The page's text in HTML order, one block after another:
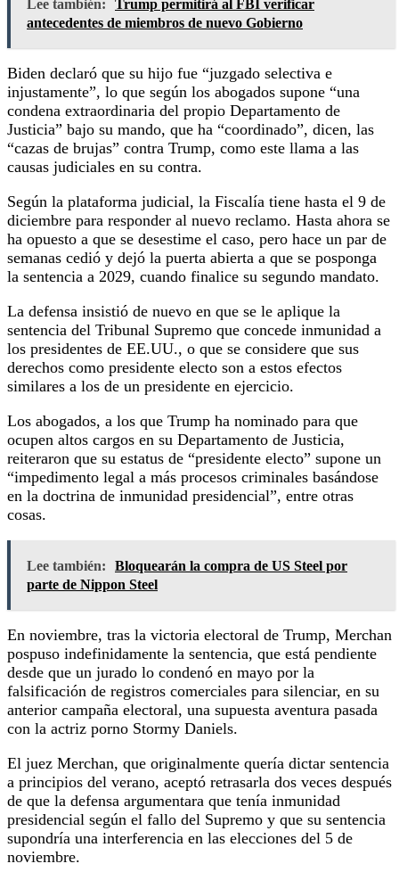
Lee también:
Trump permitirá al FBI verificar
antecedentes de miembros de nuevo Gobierno
Biden declaró que su hijo fue “juzgado selectiva e
injustamente”, lo que según los abogados supone “una
condena extraordinaria del propio Departamento de
Justicia” bajo su mando, que ha “coordinado”, dicen, las
“cazas de brujas” contra Trump, como este llama a las
causas judiciales en su contra.
Según la plataforma judicial, la Fiscalía tiene hasta el 9 de
diciembre para responder al nuevo reclamo. Hasta ahora se
ha opuesto a que se desestime el caso, pero hace un par de
semanas cedió y dejó la puerta abierta a que se posponga
la sentencia a 2029, cuando finalice su segundo mandato.
La defensa insistió de nuevo en que se le aplique la
sentencia del Tribunal Supremo que concede inmunidad a
los presidentes de EE.UU., o que se considere que sus
derechos como presidente electo son a estos efectos
similares a los de un presidente en ejercicio.
Los abogados, a los que Trump ha nominado para que
ocupen altos cargos en su Departamento de Justicia,
reiteraron que su estatus de “presidente electo” supone un
“impedimento legal a más procesos criminales basándose
en la doctrina de inmunidad presidencial”, entre otras
cosas.
Lee también:
Bloquearán la compra de US Steel por
parte de Nippon Steel
En noviembre, tras la victoria electoral de Trump, Merchan
pospuso indefinidamente la sentencia, que está pendiente
desde que un jurado lo condenó en mayo por la
falsificación de registros comerciales para silenciar, en su
anterior campaña electoral, una supuesta aventura pasada
con la actriz porno Stormy Daniels.
El juez Merchan, que originalmente quería dictar sentencia
a principios del verano, aceptó retrasarla dos veces después
de que la defensa argumentara que tenía inmunidad
presidencial según el fallo del Supremo y que su sentencia
supondría una interferencia en las elecciones del 5 de
noviembre.